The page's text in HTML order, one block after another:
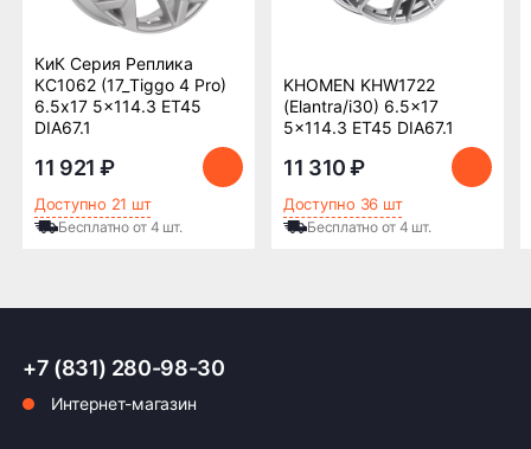
Доставка комплекта
(4 шт) шин или
дисков до терминала
транспортной
компании в Нижнем
Новгороде —
бесплатная
Бесплатно
дисков менее 4 шт
до терминала
транспортной
компании в Нижнем
Новгороде
КиК Серия Реплика
КС1062 (17_Tiggo 4 Pro)
6.5x17 5x114.3 ET45
DIA67.1
11 921 ₽
Доступно 21 шт
Бесплатно от 4 шт.
KHOMEN KHW1722
(Elantra/i30) 6.5x17
5x114.3 ET45 DIA67.1
11 310 ₽
Доступно 36 шт
Бесплатно от 4 шт.
+7 (831) 280-98-30
Интернет-магазин